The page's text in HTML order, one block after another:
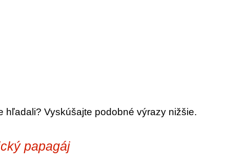
hľadali? Vyskúšajte podobné výrazy nižšie.
papagáj